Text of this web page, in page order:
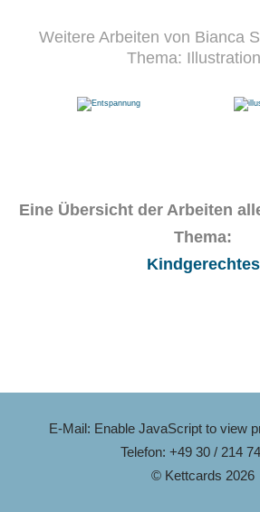
Weitere Arbeiten von Bianca
Thema:
Eine Übersicht der Arbeiten
Thema:
Kindgerechtes
E-Mail: Enable JavaScript to view
Telefon: +49 30 / 214
© Kettcards 2026